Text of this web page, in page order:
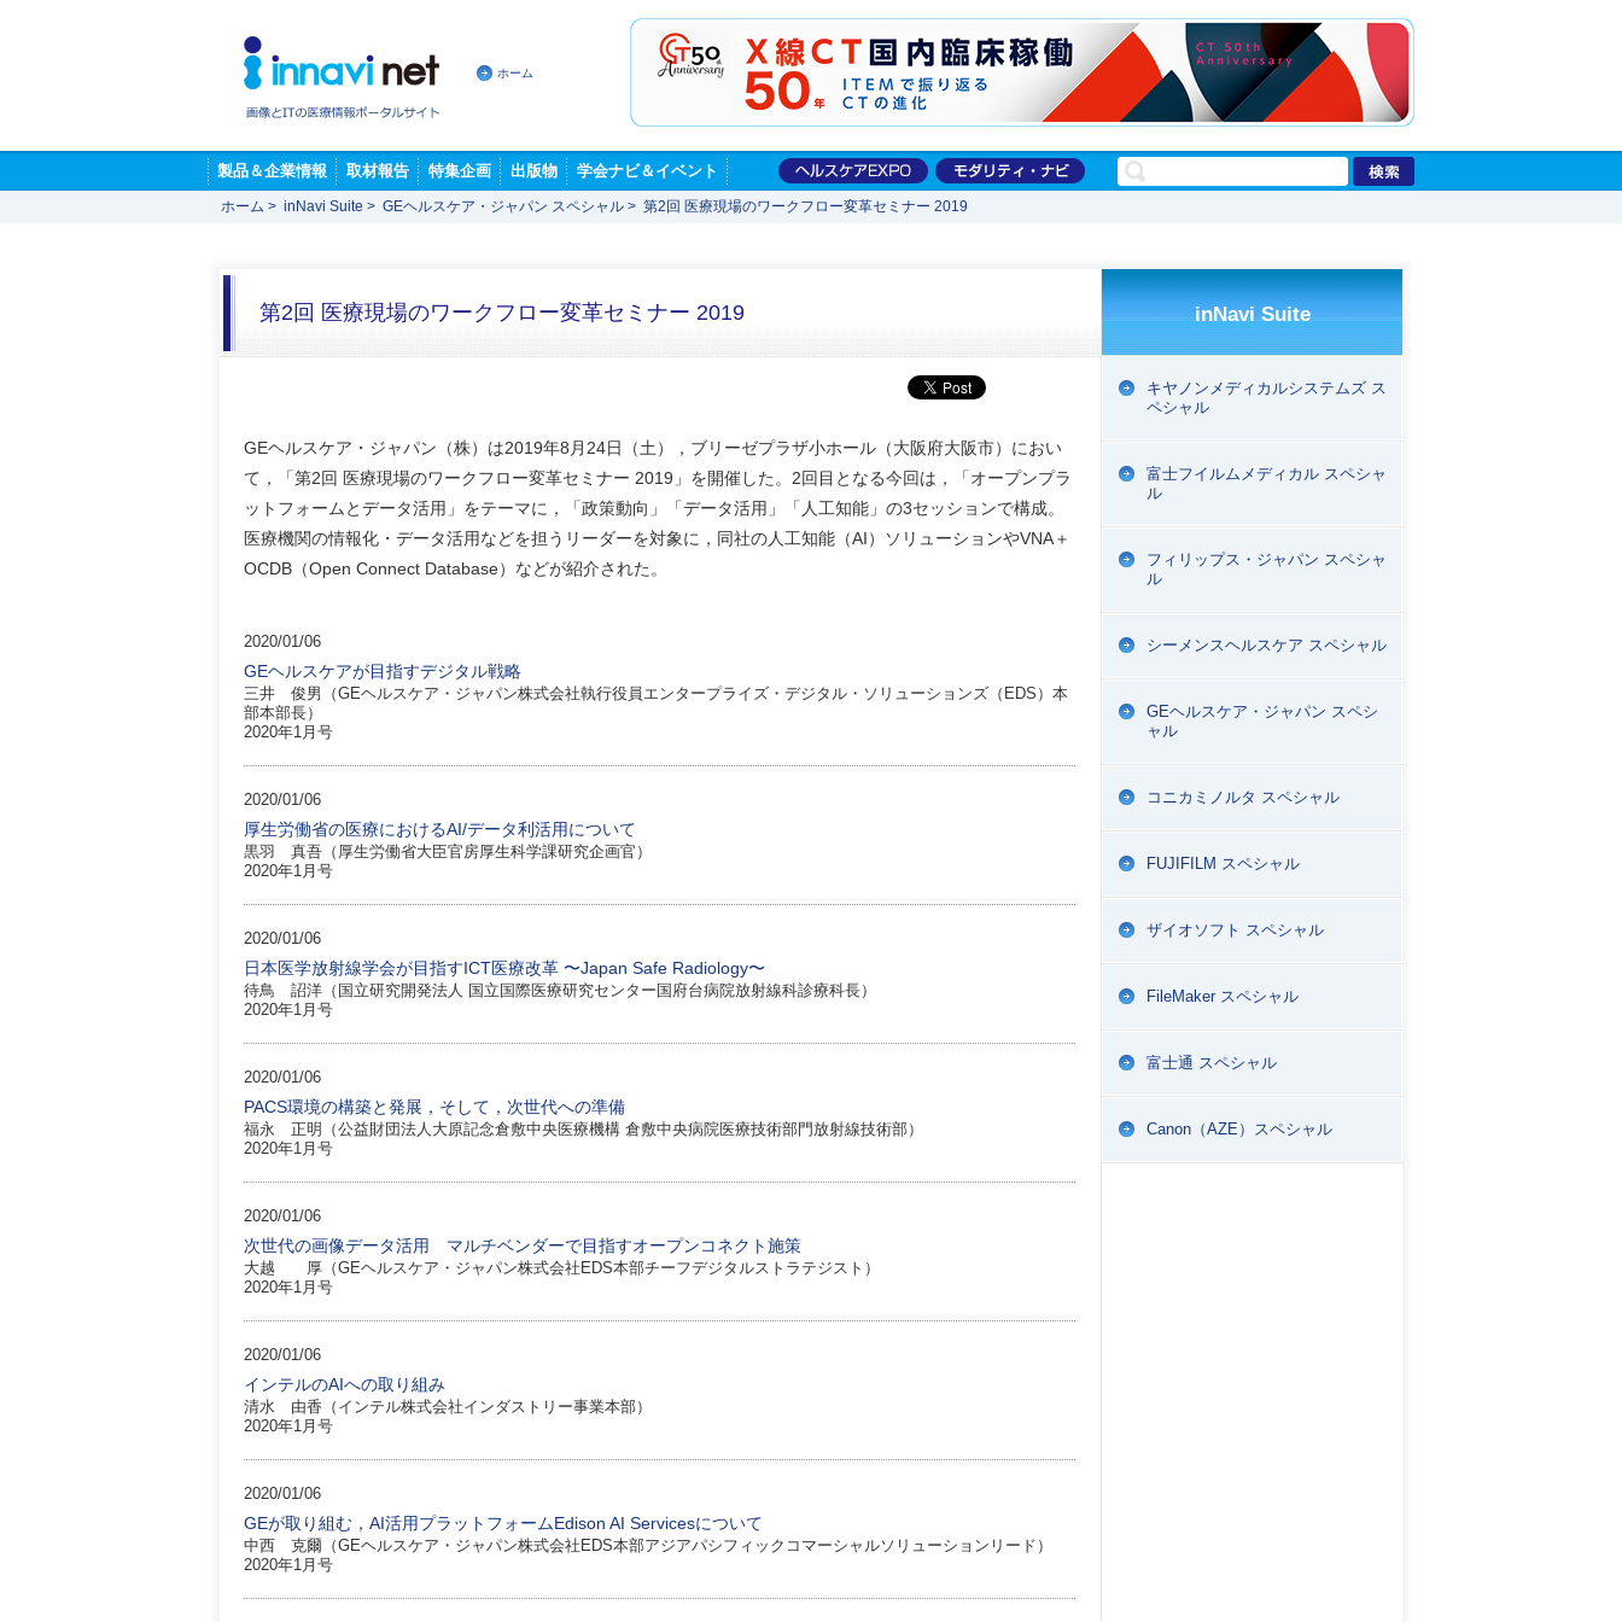
ホーム
製品＆企業情報 取材報告 特集企画 出版物 学会ナビ＆イベント
ホーム > inNavi Suite > GEヘルスケア・ジャパン スペシャル > 第2回 医療現場のワークフロー変革セミナー 2019
第2回 医療現場のワークフロー変革セミナー 2019
GEヘルスケア・ジャパン（株）は2019年8月24日（土），ブリーゼプラザ小ホール（大阪府大阪市）におい
て，「第2回 医療現場のワークフロー変革セミナー 2019」を開催した。2回目となる今回は，「オープンプラ
ットフォームとデータ活用」をテーマに，「政策動向」「データ活用」「人工知能」の3セッションで構成。
医療機関の情報化・データ活用などを担うリーダーを対象に，同社の人工知能（AI）ソリューションやVNA＋
OCDB（Open Connect Database）などが紹介された。
2020/01/06
GEヘルスケアが目指すデジタル戦略
三井 俊男（GEヘルスケア・ジャパン株式会社執行役員エンタープライズ・デジタル・ソリューションズ（EDS）本
部本部長）
2020年1月号
2020/01/06
厚生労働省の医療におけるAI/データ利活用について
黒羽 真吾（厚生労働省大臣官房厚生科学課研究企画官）
2020年1月号
2020/01/06
日本医学放射線学会が目指すICT医療改革 〜Japan Safe Radiology〜
待鳥 詔洋（国立研究開発法人 国立国際医療研究センター国府台病院放射線科診療科長）
2020年1月号
2020/01/06
PACS環境の構築と発展，そして，次世代への準備
福永 正明（公益財団法人大原記念倉敷中央医療機構 倉敷中央病院医療技術部門放射線技術部）
2020年1月号
2020/01/06
次世代の画像データ活用 マルチベンダーで目指すオープンコネクト施策
大越 厚（GEヘルスケア・ジャパン株式会社EDS本部チーフデジタルストラテジスト）
2020年1月号
2020/01/06
インテルのAIへの取り組み
清水 由香（インテル株式会社インダストリー事業本部）
2020年1月号
2020/01/06
GEが取り組む，AI活用プラットフォームEdison AI Servicesについて
中西 克爾（GEヘルスケア・ジャパン株式会社EDS本部アジアパシフィックコマーシャルソリューションリード）
2020年1月号
inNavi Suite
キヤノンメディカルシステムズ ス
ペシャル
富士フイルムメディカル スペシャ
ル
フィリップス・ジャパン スペシャ
ル
シーメンスヘルスケア スペシャル
GEヘルスケア・ジャパン スペシ
ャル
コニカミノルタ スペシャル
FUJIFILM スペシャル
ザイオソフト スペシャル
FileMaker スペシャル
富士通 スペシャル
Canon（AZE）スペシャル